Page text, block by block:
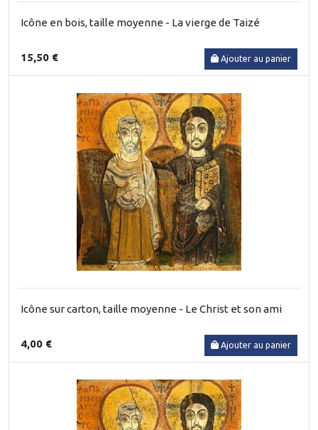
Icône en bois, taille moyenne - La vierge de Taizé
15,50 € Ajouter au panier
Icône sur carton, taille moyenne - Le Christ et son ami
4,00 € Ajouter au panier